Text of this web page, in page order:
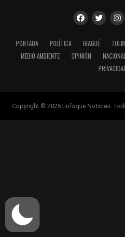
PORTADA POLÍTICA IBAGUÉ
MEDIO AMBIENTE
OPINIÓN
Copyright © 2026 Enfoque Noticias.